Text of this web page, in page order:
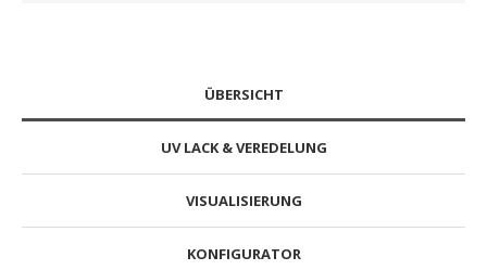
ÜBERSICHT
UV LACK & VEREDELUNG
VISUALISIERUNG
KONFIGURATOR